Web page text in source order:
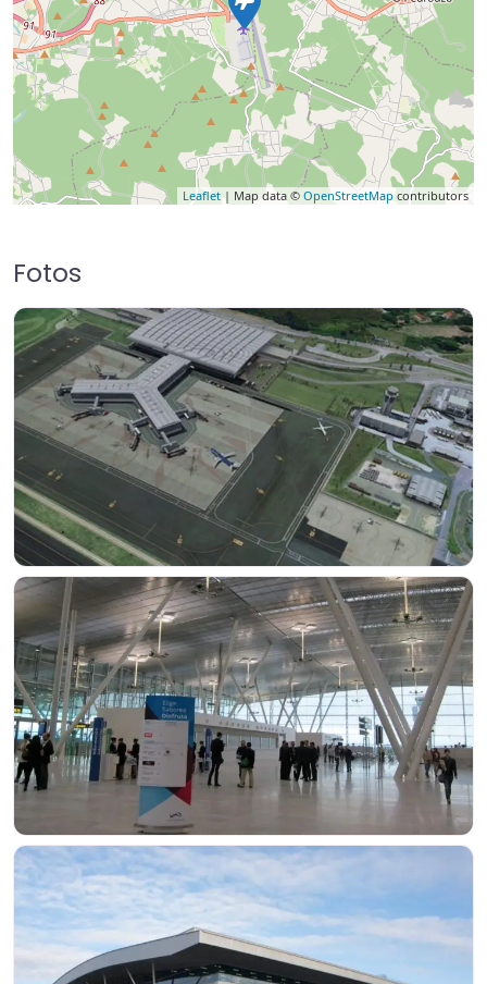
Leaflet | Map data © OpenStreetMap contributors
Fotos